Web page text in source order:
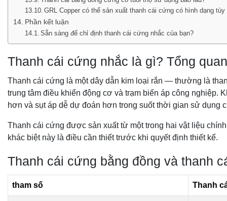
GRL Copper có thể sản xuất thanh cái cứng có hình dạng
Phần kết luận
Sẵn sàng để chỉ định thanh cái cứng nhắc của bạn?
Thanh cái cứng nhắc là gì? Tổng
Thanh cái cứng là một dây dẫn kim loại rắn — thường là
trung tâm điều khiển động cơ và trạm biến áp công nghiệp.
hơn và sụt áp dễ dự đoán hơn trong suốt thời gian sử dụng
Thanh cái cứng được sản xuất từ ​​một trong hai vật liệu
khác biệt này là điều cần thiết trước khi quyết định thiết kế.
Thanh cái cứng bằng đồng và thanh
tham số Thanh